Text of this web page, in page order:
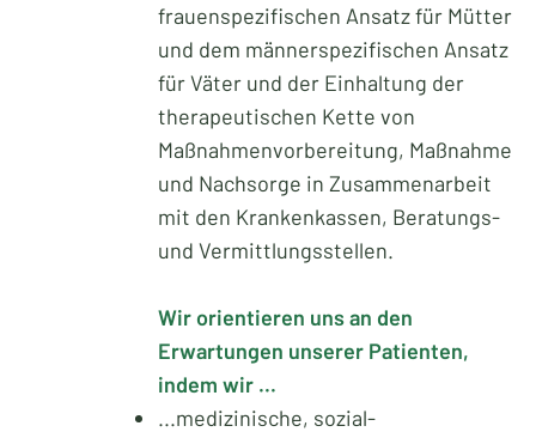
frauenspezifischen Ansatz für Mütter
und dem männerspezifischen Ansatz
für Väter und der Einhaltung der
therapeutischen Kette von
Maßnahmenvorbereitung, Maßnahme
und Nachsorge in Zusammenarbeit
mit den Krankenkassen, Beratungs-
und Vermittlungsstellen.
Wir orientieren uns an den
Erwartungen unserer Patienten,
indem wir ...
...medizinische, sozial-